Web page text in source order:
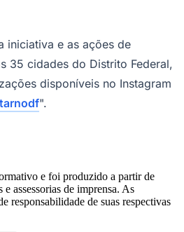
iniciativa e as ações de
35 cidades do Distrito Federal,
disponíveis no Instagram
".
e foi produzido a partir de
assessorias de imprensa. As
responsabilidade de suas respectivas